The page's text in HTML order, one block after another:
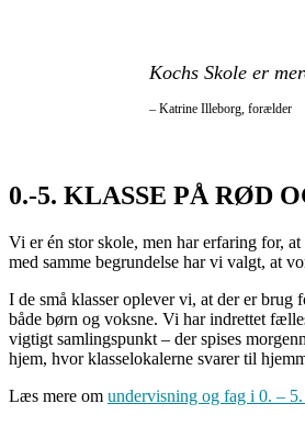
Kochs Skole er
– Katrine Illeborg, forælder
0.-5. KLASSE PÅ RØD
Vi er én stor skole, men har erfaring for,
med samme begrundelse har vi valgt, at
I de små klasser oplever vi, at der er
både børn og voksne. Vi har indrettet
vigtigt samlingspunkt – der spises
hjem, hvor klasselokalerne svarer til
Læs mere om undervisning og fag i 0. – 5.